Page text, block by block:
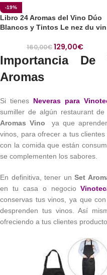
-19%
Libro 24 Aromas del Vino Dúo
Blancos y Tintos Le nez du vin
160,00€129,00€
Importancia
Aromas
Si tienes Neveras para
sumiller de algún restaurant
Aromas Vino
ya que
vinos, para ofrecer a tus
con la comida que están
se complementen los sabores.
En definitiva, tener un Set
en tu casa o negocio
conservas tus vinos, ya que
desprenden tus vinos. Así
ofreciendo a tus clientes